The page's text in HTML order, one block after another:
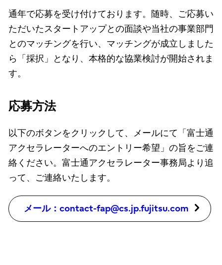
通年で応募を受け付けております。随時、ご応募い
ただいたスタートアップとの面談や当社の事業部門
とのマッチングを行い、マッチングが成立しました
ら「採択」となり、本格的な協業検討が開始されま
す。
応募方法
以下のボタンをクリックして、メールにて「富士通
アクセラレーターへのエントリー希望」の旨をご連
絡ください。富士通アクセラレーター事務局より追
って、ご連絡いたします。
メール：contact-fap@cs.jp.fujitsu.com